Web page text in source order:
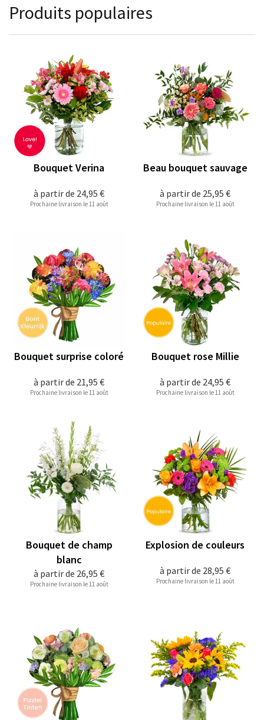
Produits populaires
à partir de 24,95 €
Bouquet Verina
Prochaine livraison le 11 août
à partir de 25,95 €
Beau bouquet sauvage
Prochaine livraison le 11 août
à partir de 21,95 €
Bouquet surprise coloré
Prochaine livraison le 11 août
à partir de 24,95 €
Bouquet rose Millie
Prochaine livraison le 11 août
à partir de 26,95 €
Bouquet de champ
blanc
Prochaine livraison le 11 août
à partir de 28,95 €
Explosion de couleurs
Prochaine livraison le 11 août